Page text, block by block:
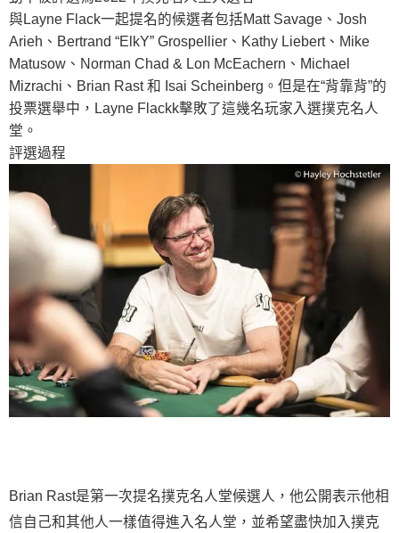
與Layne Flack一起提名的候選者包括Matt Savage、Josh
Arieh、Bertrand “ElkY” Grospellier、Kathy Liebert、Mike
Matusow、Norman Chad & Lon McEachern、Michael
Mizrachi、Brian Rast 和 Isai Scheinberg。但是在“背靠背”的
投票選舉中，Layne Flackk擊敗了這幾名玩家入選撲克名人
堂。
評選過程
Brian Rast是第一次提名撲克名人堂候選人，他公開表示他相
信自己和其他人一樣值得進入名人堂，並希望盡快加入撲克